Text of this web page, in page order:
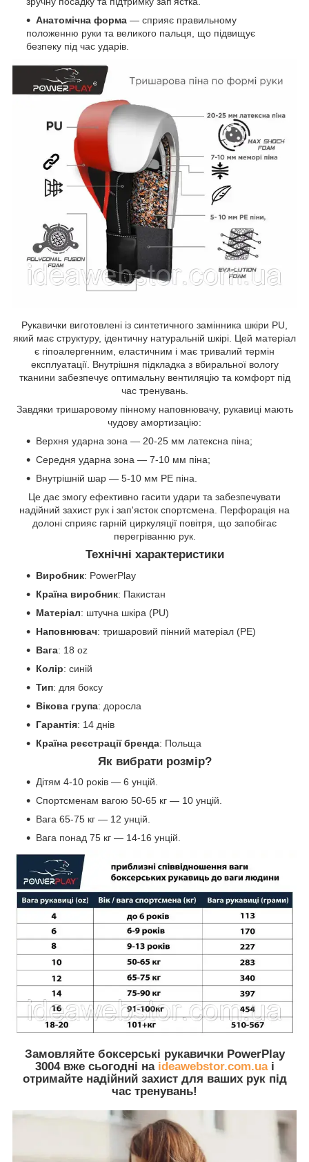
Анатомічна форма — сприяє правильному
положенню руки та великого пальця, що підвищує
безпеку під час ударів.
Рукавички виготовлені із синтетичного замінника шкіри PU,
який має структуру, ідентичну натуральній шкірі. Цей матеріал
є гіпоалергенним, еластичним і має тривалий термін
експлуатації. Внутрішня підкладка з вбиральної вологу
тканини забезпечує оптимальну вентиляцію та комфорт під
час тренувань.
Завдяки тришаровому пінному наповнювачу, рукавиці мають
чудову амортизацію:
Верхня ударна зона — 20-25 мм латексна піна;
Середня ударна зона — 7-10 мм піна;
Внутрішній шар — 5-10 мм PE піна.
Це дає змогу ефективно гасити удари та забезпечувати
надійний захист рук і зап'ясток спортсмена. Перфорація на
долоні сприяє гарній циркуляції повітря, що запобігає
перегріванню рук.
Технічні характеристики
Виробник: PowerPlay
Країна виробник: Пакистан
Матеріал: штучна шкіра (PU)
Наповнювач: тришаровий пінний матеріал (PE)
Вага: 18 oz
Колір: синій
Тип: для боксу
Вікова група: доросла
Гарантія: 14 днів
Країна реєстрації бренда: Польща
Як вибрати розмір?
Дітям 4-10 років — 6 унцій.
Спортсменам вагою 50-65 кг — 10 унцій.
Вага 65-75 кг — 12 унцій.
Вага понад 75 кг — 14-16 унцій.
Замовляйте боксерські рукавички PowerPlay
3004вже сьогодні на ideawebstor.com.uaі
отримайте надійний захист для ваших рук під
час тренувань!